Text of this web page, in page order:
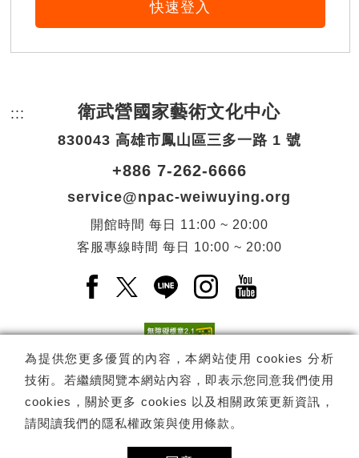
快速登入
為提供您更多優質的內容，本網站使用 cookies 分析
技術。若繼續閱覽本網站內容，即表示您同意我們使用
cookies，關於更多 cookies 以及相關政策更新資訊，
請閱讀我們的隱私權政策與使用條款 。
::: 頁尾網站資訊。
衛武營國家藝術文化中心
830043 高雄市鳳山區三多一路 1 號
+886 7-262-6666
service@npac-weiwuying.org
開館時間 每日
11:00 ~ 20:00
客服專線時間 每日 10:00 ~ 20:00
Facebook(另開新視窗)
X(另開新視窗)
LINE(另開新視窗)
Instagram(另開新視
YouTube(另開
電子報訂閱 訂閱
Copyright © 國家表演藝術中心 -衛武營國家藝術文化中心